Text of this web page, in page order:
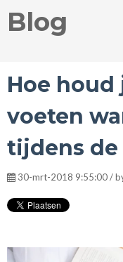
Blog
Hoe houd
voeten
tijdens
30-mrt-2018 9:55:00 /